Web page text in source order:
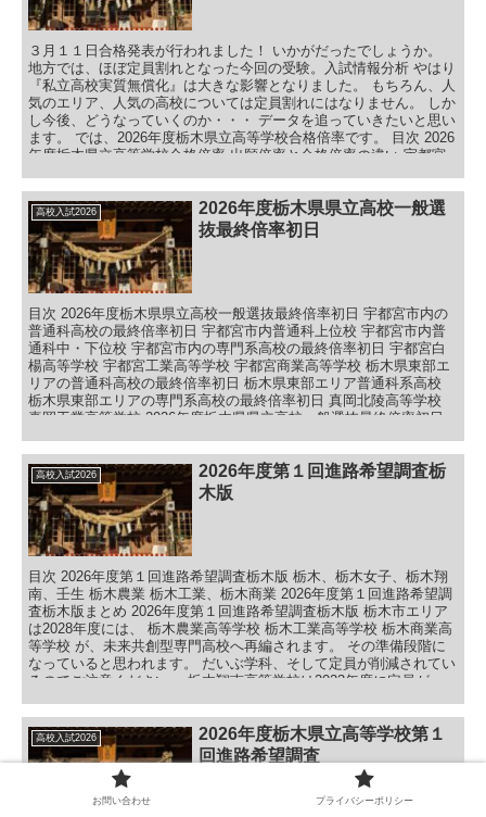
３月１１日合格発表が行われました！ いかがだったでしょうか。
地方では、ほぼ定員割れとなった今回の受験。入試情報分析 やはり
『私立高校実質無償化』は大きな影響となりました。 もちろん、人
気のエリア、人気の高校については定員割れにはなりません。 しか
し今後、どうなっていくのか・・・ データを追っていきたいと思い
ます。 では、2026年度栃木県立高等学校合格倍率です。 目次 2026
年度栃木県立高等学校合格倍率 出願倍率と合格倍率の違い 宇都宮
栃木県東エリアの普通科系高校の合格倍率 栃木県東エリアの専門系
高校の合格倍率 2026年度栃木県県立高等学校合格倍率まとめ 最後
に、全体として
高校入試2026
2026年度栃木県県立高校一般選
抜最終倍率初日
目次 2026年度栃木県県立高校一般選抜最終倍率初日 宇都宮市内の
普通科高校の最終倍率初日 宇都宮市内普通科上位校 宇都宮市内普
通科中・下位校 宇都宮市内の専門系高校の最終倍率初日 宇都宮白
楊高等学校 宇都宮工業高等学校 宇都宮商業高等学校 栃木県東部エ
リアの普通科高校の最終倍率初日 栃木県東部エリア普通科系高校
栃木県東部エリアの専門系高校の最終倍率初日 真岡北陵高等学校
真岡工業高等学校 2026年度栃木県県立高校一般選抜最終倍率初日
高校入試2026
2026年度第１回進路希望調査栃
木版
目次 2026年度第１回進路希望調査栃木版 栃木、栃木女子、栃木翔
南、壬生 栃木農業 栃木工業、栃木商業 2026年度第１回進路希望調
査栃木版まとめ 2026年度第１回進路希望調査栃木版 栃木市エリア
は2028年度には、 栃木農業高等学校 栃木工業高等学校 栃木商業高
等学校 が、未来共創型専門高校へ再編されます。 その準備段階に
なっていると思われます。 だいぶ学科、そして定員が削減されてい
るのでご注意ください。 栃木翔南高等学校は2023年度に定員が
120⇒80名に！ 栃木農業高等学校2026年度植物・動物・環境が統合
し、農業科学に定員40名に！ 栃木工業高等学校機械は2026年度に
定員が80⇒40名に！
高校入試2026
2026年度栃木県立高等学校第１
回進路希望調査
お問い合わせ プライバシーポリシー